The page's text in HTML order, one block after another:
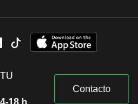
Contacto